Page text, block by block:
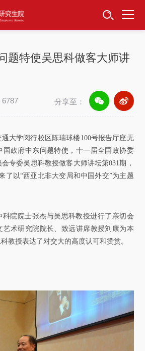
EN
题特使吴思科做客大师讲
6787 分享至：
通大学闵行校区陈瑞球楼100号报告厅座无
国政府中东问题特使，十一届全国政协委
专委吴思科教授做客大师讲坛第031期，
了以“西亚北非大变局和中国外交”为主题
科院院士张杰与吴思科教授进行了亲切会
艺术研究院院长、致远讲席教授刘康为本
教授表达了对交大的高度认可和赞赏。